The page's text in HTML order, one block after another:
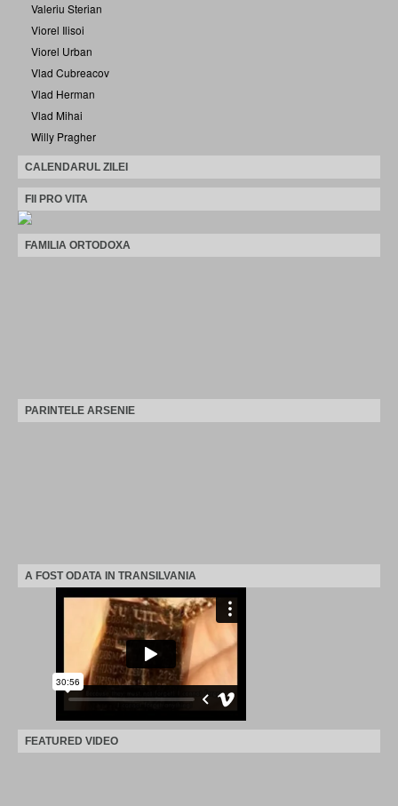
Valeriu Sterian
Viorel Ilisoi
Viorel Urban
Vlad Cubreacov
Vlad Herman
Vlad Mihai
Willy Pragher
CALENDARUL ZILEI
FII PRO VITA
FAMILIA ORTODOXA
PARINTELE ARSENIE
A FOST ODATA IN TRANSILVANIA
FEATURED VIDEO